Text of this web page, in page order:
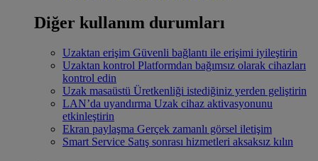
Diğer kullanım durumları
Uzaktan erişim Güvenli bağlantı ile erişimi iyileştirin
Uzaktan kontrol Platformdan bağımsız olarak cihazları
kontrol edin
Uzak masaüstü Üretkenliği istediğiniz yerden geliştirin
LAN’da uyandırma Uzak cihaz aktivasyonunu
etkinleştirin
Ekran paylaşma Gerçek zamanlı görsel iletişim
Smart Service Satış sonrası hizmetleri aksaksız kılın